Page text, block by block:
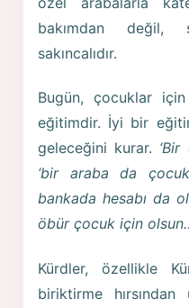
bakımdan değil,
sakıncalıdır.
Bugün, çocuklar
eğitimdir. İyi bir
geleceğini kurar.
‘bir araba da
bankada hesabı da
öbür çocuk için
Kürdler, özellikle
biriktirme hırsından